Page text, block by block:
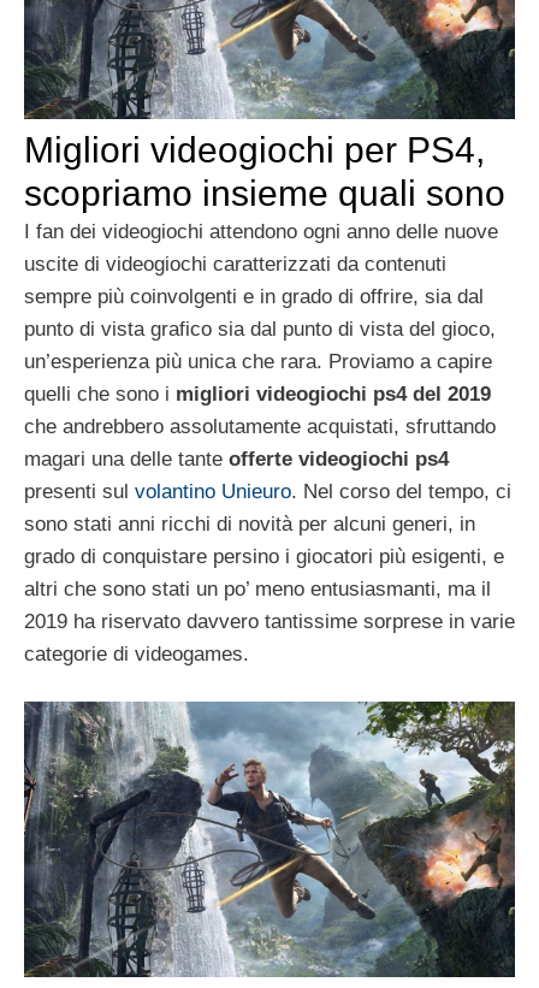
Migliori videogiochi per PS4,
scopriamo insieme quali sono
I fan dei videogiochi attendono ogni anno delle nuove
uscite di videogiochi caratterizzati da contenuti
sempre più coinvolgenti e in grado di offrire, sia dal
punto di vista grafico sia dal punto di vista del gioco,
un’esperienza più unica che rara. Proviamo a capire
quelli che sono i migliori videogiochi ps4 del 2019
che andrebbero assolutamente acquistati, sfruttando
magari una delle tante offerte videogiochi ps4
presenti sul volantino Unieuro. Nel corso del tempo, ci
sono stati anni ricchi di novità per alcuni generi, in
grado di conquistare persino i giocatori più esigenti, e
altri che sono stati un po’ meno entusiasmanti, ma il
2019 ha riservato davvero tantissime sorprese in varie
categorie di videogames.